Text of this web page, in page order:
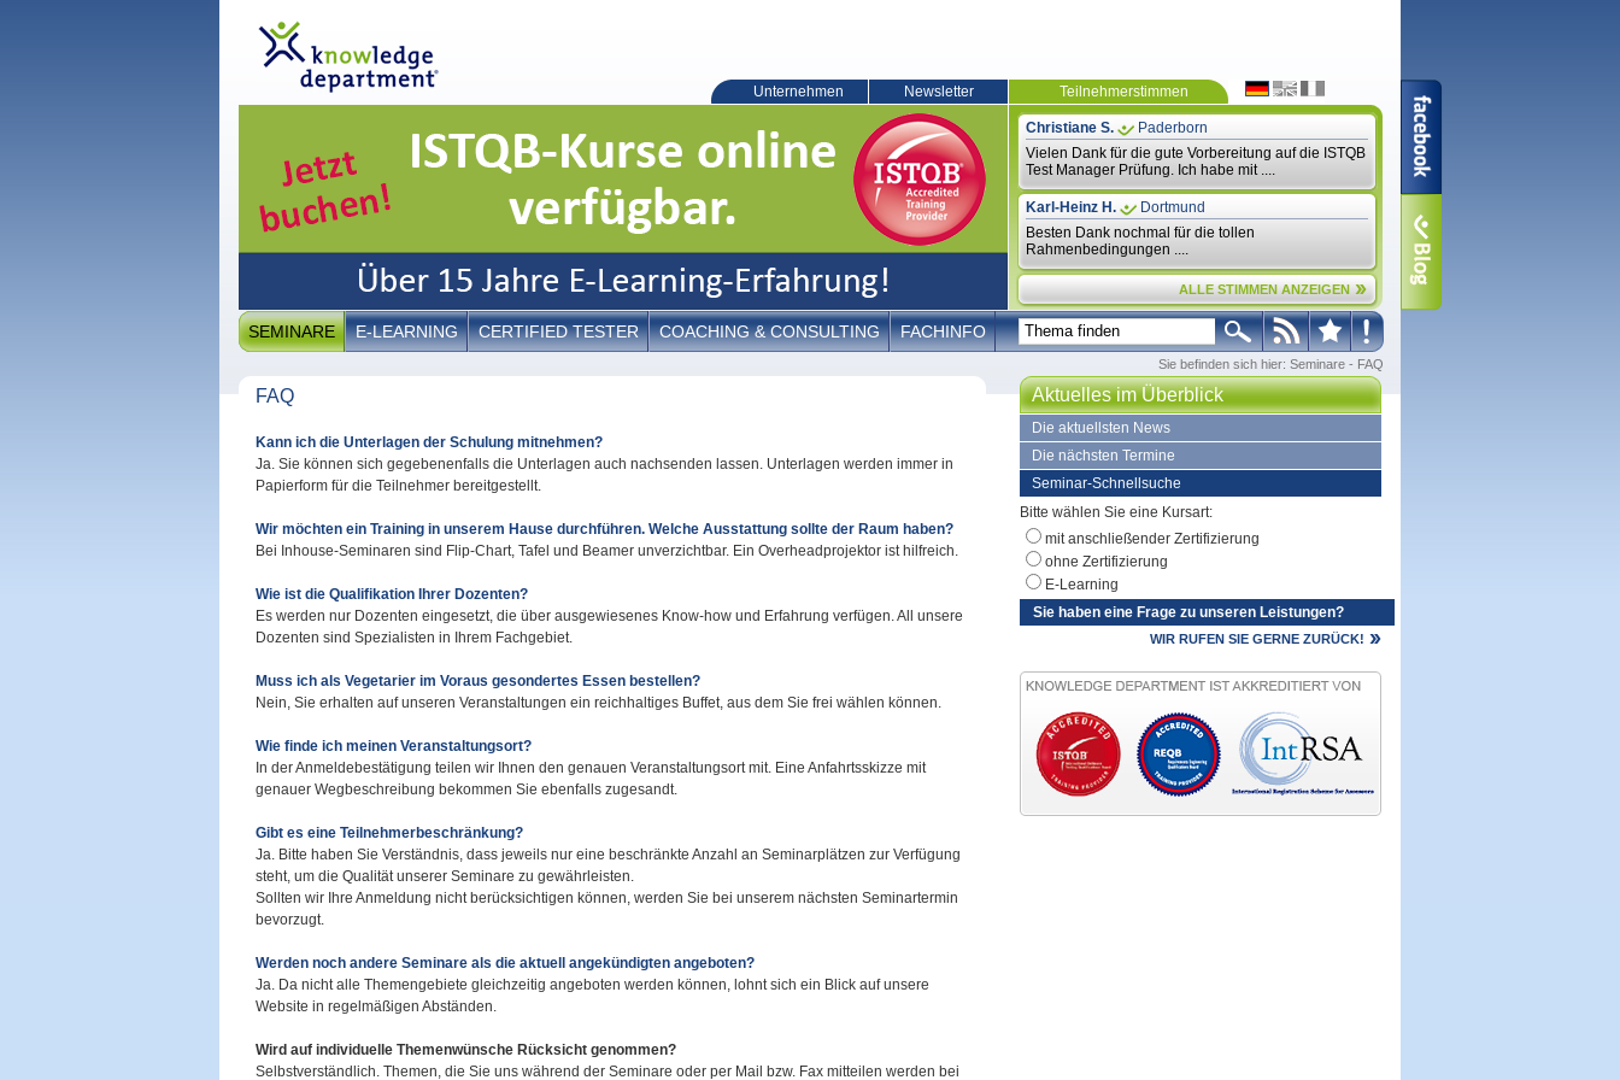
Unternehmen Newsletter Teilnehmerstimmen
Christiane S.
Paderborn
Vielen Dank für die gute Vorbereitung auf die ISTQB
Test Manager Prüfung. Ich habe mit ....
Karl-Heinz H.
Dortmund
Besten Dank nochmal für die tollen
Rahmenbedingungen ....
ALLE STIMMEN ANZEIGEN
SEMINARE E-LEARNING CERTIFIED TESTER COACHING & CONSULTING FACHINFO
Sie befinden sich hier: Seminare - FAQ
FAQ
Kann ich die Unterlagen der Schulung mitnehmen?
Ja. Sie können sich gegebenenfalls die Unterlagen auch nachsenden lassen. Unterlagen werden immer in
Papierform für die Teilnehmer bereitgestellt.
Wir möchten ein Training in unserem Hause durchführen. Welche Ausstattung sollte der Raum haben?
Bei Inhouse-Seminaren sind Flip-Chart, Tafel und Beamer unverzichtbar. Ein Overheadprojektor ist hilfreich.
Wie ist die Qualifikation Ihrer Dozenten?
Es werden nur Dozenten eingesetzt, die über ausgewiesenes Know-how und Erfahrung verfügen. All unsere
Dozenten sind Spezialisten in Ihrem Fachgebiet.
Muss ich als Vegetarier im Voraus gesondertes Essen bestellen?
Nein, Sie erhalten auf unseren Veranstaltungen ein reichhaltiges Buffet, aus dem Sie frei wählen können.
Wie finde ich meinen Veranstaltungsort?
In der Anmeldebestätigung teilen wir Ihnen den genauen Veranstaltungsort mit. Eine Anfahrtsskizze mit
genauer Wegbeschreibung bekommen Sie ebenfalls zugesandt.
Gibt es eine Teilnehmerbeschränkung?
Ja. Bitte haben Sie Verständnis, dass jeweils nur eine beschränkte Anzahl an Seminarplätzen zur Verfügung
steht, um die Qualität unserer Seminare zu gewährleisten.
Sollten wir Ihre Anmeldung nicht berücksichtigen können, werden Sie bei unserem nächsten Seminartermin
bevorzugt.
Werden noch andere Seminare als die aktuell angekündigten angeboten?
Ja. Da nicht alle Themengebiete gleichzeitig angeboten werden können, lohnt sich ein Blick auf unsere
Website in regelmäßigen Abständen.
Wird auf individuelle Themenwünsche Rücksicht genommen?
Selbstverständlich. Themen, die Sie uns während der Seminare oder per Mail bzw. Fax mitteilen werden bei
Aktuelles im Überblick
Die aktuellsten News
Die nächsten Termine
Seminar-Schnellsuche
Bitte wählen Sie eine Kursart:
mit anschließender Zertifizierung
ohne Zertifizierung
E-Learning
Sie haben eine Frage zu unseren Leistungen?
WIR RUFEN SIE GERNE ZURÜCK!